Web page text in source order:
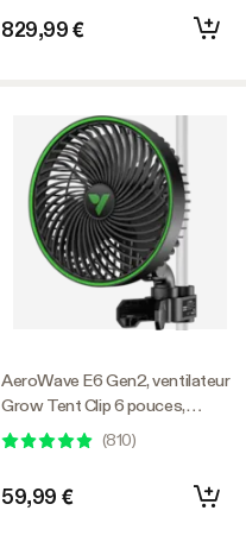
LED à spectre complet, système
de ventilation efficace avec
829,99 €
AeroWave E6 Gen2, ventilateur
Grow Tent Clip 6 pouces,
moteur EC, commande
intelligente, puissant ventilateur
(810)
59,99 €